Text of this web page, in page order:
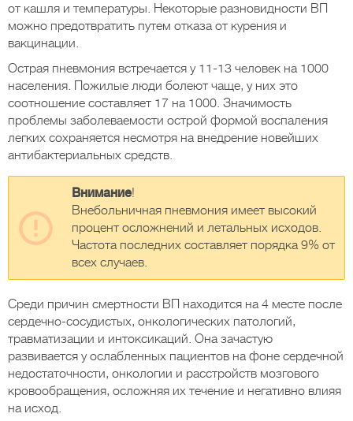
от кашля и температуры. Некоторые разновидности ВП
можно предотвратить путем отказа от курения и
вакцинации.
Острая пневмония встречается у 11-13 человек на 1000
населения. Пожилые люди болеют чаще, у них это
соотношение составляет 17 на 1000. Значимость
проблемы заболеваемости острой формой воспаления
легких сохраняется несмотря на внедрение новейших
антибактериальных средств.
Внимание!
Внебольничная пневмония имеет высокий
процент осложнений и летальных исходов.
Частота последних составляет порядка 9% от
всех случаев.
Среди причин смертности ВП находится на 4 месте после
сердечно-сосудистых, онкологических патологий,
травматизации и интоксикаций. Она зачастую
развивается у ослабленных пациентов на фоне сердечной
недостаточности, онкологии и расстройств мозгового
кровообращения, осложняя их течение и негативно влияя
на исход.